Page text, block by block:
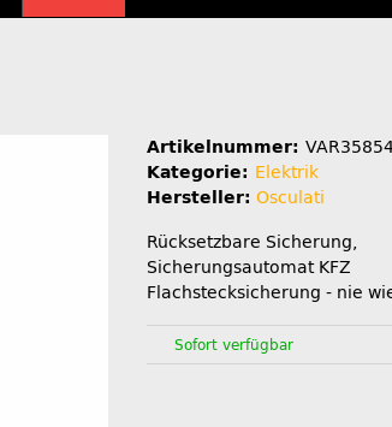
Artikelnummer:
Kategorie: Elektrik
Hersteller: Osculati
Rücksetzbare Sicherung,
Sicherungsautomat KFZ
Flachstecksicherung - nie
Sofort verfügbar